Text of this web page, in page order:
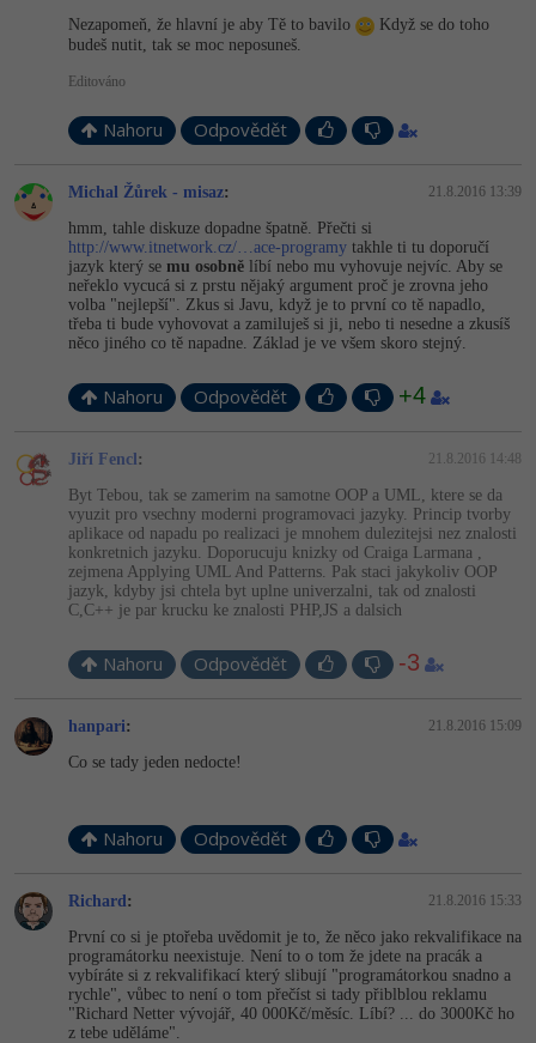
Nezapomeň, že hlavní je aby Tě to bavilo
Když se do toho
budeš nutit, tak se moc neposuneš.
Editováno
Nahoru Odpovědět
Michal Žůrek - misaz: 21.8.2016 13:39
hmm, tahle diskuze dopadne špatně. Přečti si
http://www.itnetwork.cz/…ace-programy takhle ti tu doporučí
jazyk který se mu osobně líbí nebo mu vyhovuje nejvíc. Aby se
neřeklo vycucá si z prstu nějaký argument proč je zrovna jeho
volba "nejlepší". Zkus si Javu, když je to první co tě napadlo,
třeba ti bude vyhovovat a zamiluješ si ji, nebo ti nesedne a zkusíš
něco jiného co tě napadne. Základ je ve všem skoro stejný.
Nahoru Odpovědět +4
Jiří Fencl : 21.8.2016 14:48
Byt Tebou, tak se zamerim na samotne OOP a UML, ktere se da
vyuzit pro vsechny moderni programovaci jazyky. Princip tvorby
aplikace od napadu po realizaci je mnohem dulezitejsi nez znalosti
konkretnich jazyku. Doporucuju knizky od Craiga Larmana ,
zejmena Applying UML And Patterns. Pak staci jakykoliv OOP
jazyk, kdyby jsi chtela byt uplne univerzalni, tak od znalosti
C,C++ je par krucku ke znalosti PHP,JS a dalsich
Nahoru Odpovědět -3
hanpari: 21.8.2016 15:09
Co se tady jeden nedocte!
Nahoru Odpovědět
Richard: 21.8.2016 15:33
První co si je ptořeba uvědomit je to, že něco jako rekvalifikace na
programátorku neexistuje. Není to o tom že jdete na pracák a
vybíráte si z rekvalifikací který slibují "programátorkou snadno a
rychle", vůbec to není o tom přečíst si tady přiblblou reklamu
"Richard Netter vývojář, 40 000Kč/měsíc. Líbí? ... do 3000Kč ho
z tebe uděláme".